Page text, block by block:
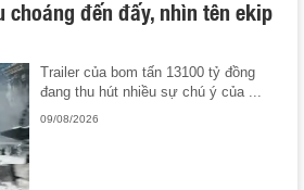
choáng đến đấy, nhìn tên ekip
Trailer của bom tấn 13100 tỷ đồng
đang thu hút nhiều sự chú ý của ...
09/08/2026